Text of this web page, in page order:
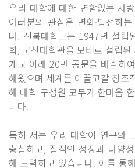
우리 대학에 대한 변함없는 사
여러분의 관심은 변화·발전하
다. 전북대학교는 1947년 설립
학, 군산대학관을 모태로 설립
개교 이래 20만 동문을 배출하
해왔으며 세계를 이끌고갈 창조
해 대학 구성원 모두가 한마음
니다.
특히 저는 우리 대학이 연구와
충실하고, 질적인 성장과 다양
해 노력하고 있습니다. 이를 통